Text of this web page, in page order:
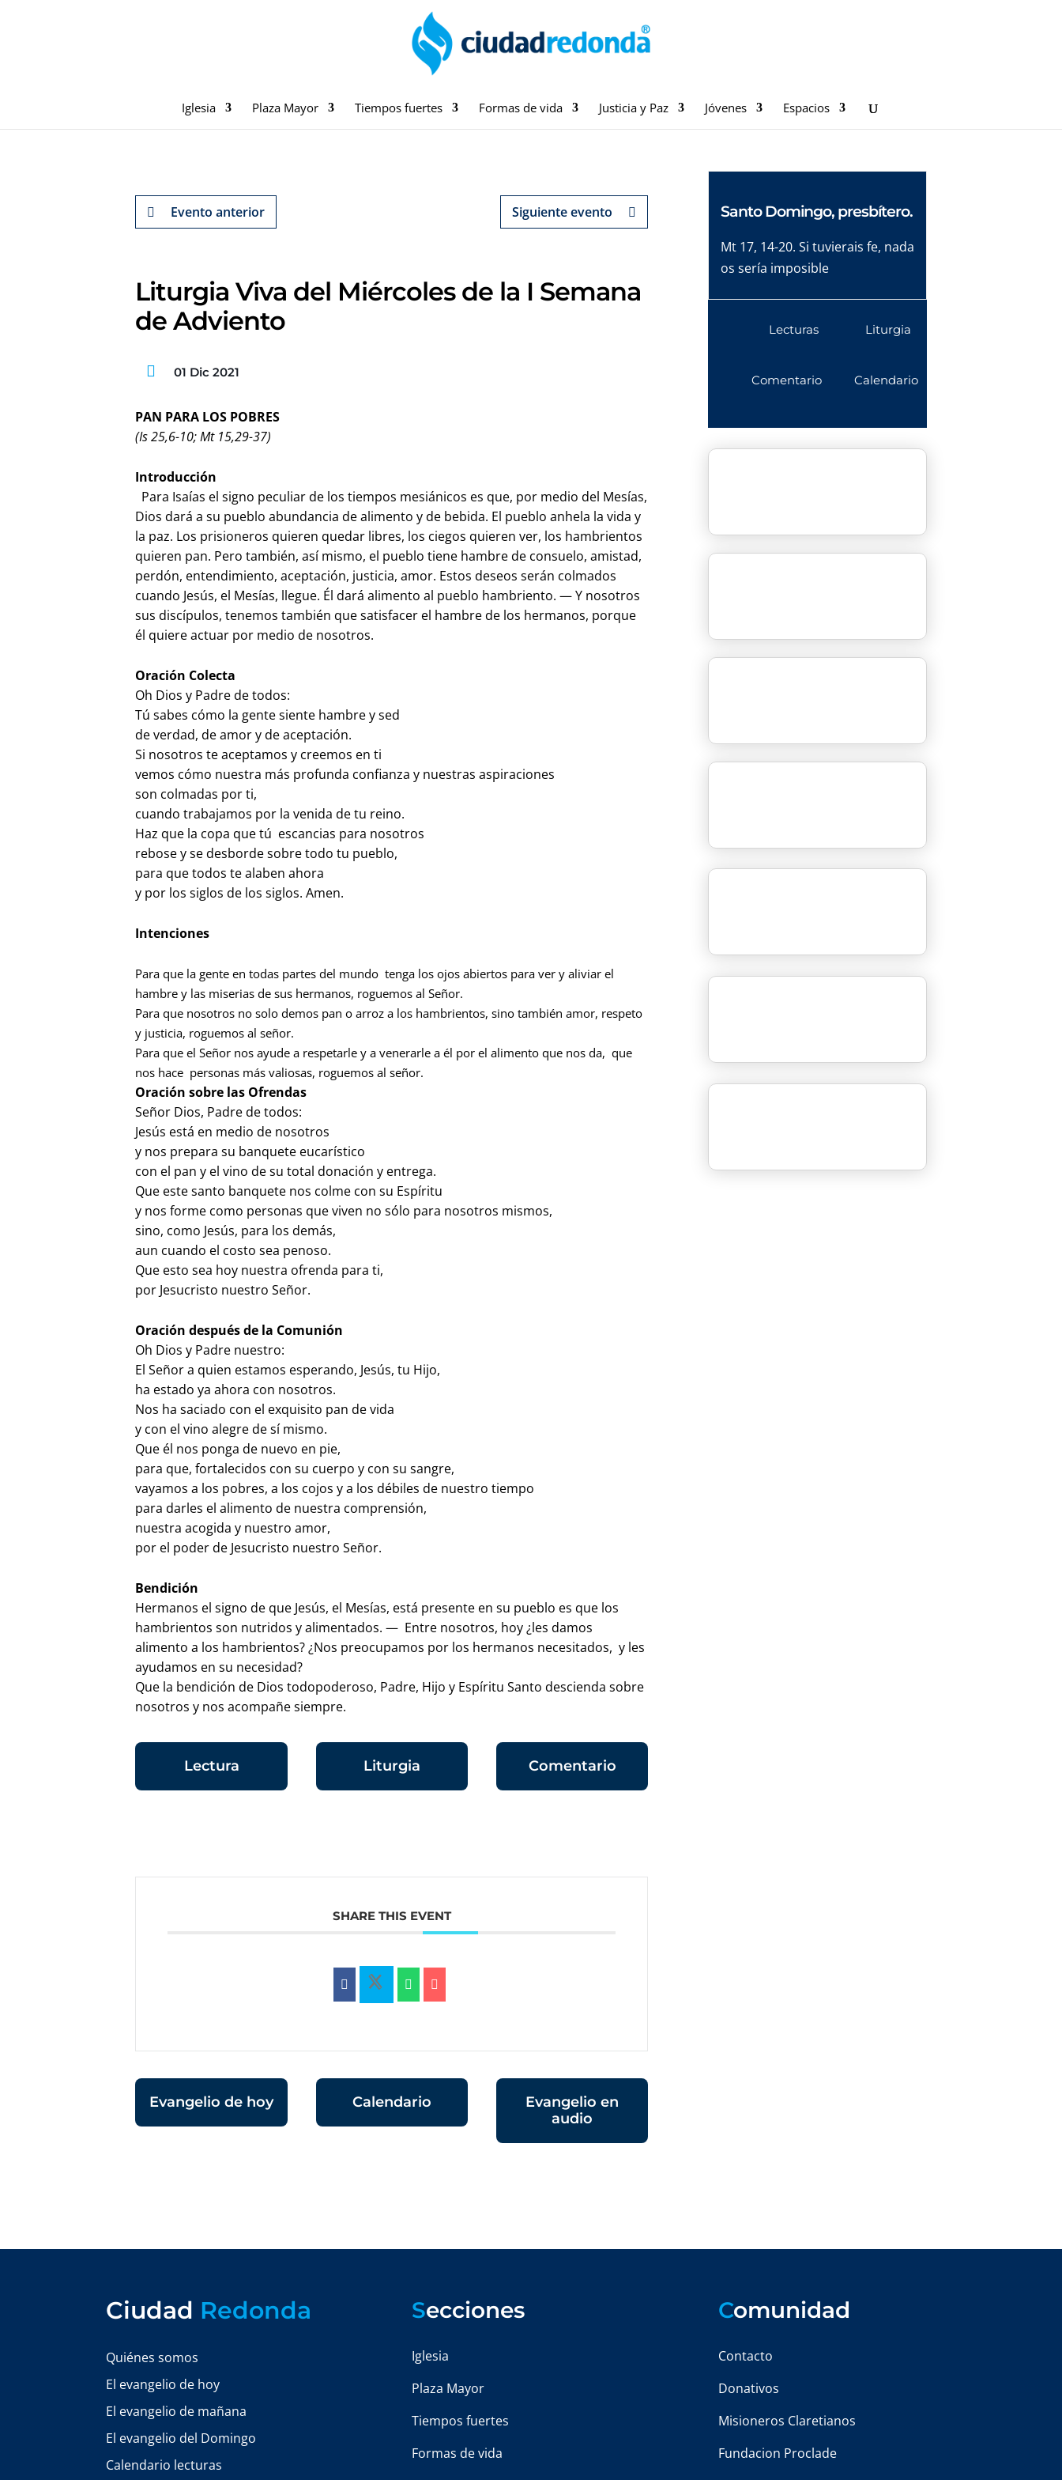
Iglesia Plaza Mayor Tiempos fuertes Formas de vida Justicia y Paz Jóvenes Espacios
Evento anterior Siguiente evento
Liturgia Viva del Miércoles de la I Semana
de Adviento
01 Dic 2021
PAN PARA LOS POBRES
(Is 25,6-10; Mt 15,29-37)
Introducción
Para Isaías el signo peculiar de los tiempos mesiánicos es que, por medio del Mesías,
Dios dará a su pueblo abundancia de alimento y de bebida. El pueblo anhela la vida y
la paz. Los prisioneros quieren quedar libres, los ciegos quieren ver, los hambrientos
quieren pan. Pero también, así mismo, el pueblo tiene hambre de consuelo, amistad,
perdón, entendimiento, aceptación, justicia, amor. Estos deseos serán colmados
cuando Jesús, el Mesías, llegue. Él dará alimento al pueblo hambriento. — Y nosotros
sus discípulos, tenemos también que satisfacer el hambre de los hermanos, porque
él quiere actuar por medio de nosotros.
Oración Colecta
Oh Dios y Padre de todos:
Tú sabes cómo la gente siente hambre y sed
de verdad, de amor y de aceptación.
Si nosotros te aceptamos y creemos en ti
vemos cómo nuestra más profunda confianza y nuestras aspiraciones
son colmadas por ti,
cuando trabajamos por la venida de tu reino.
Haz que la copa que tú escancias para nosotros
rebose y se desborde sobre todo tu pueblo,
para que todos te alaben ahora
y por los siglos de los siglos. Amen.
Intenciones
Para que la gente en todas partes del mundo tenga los ojos abiertos para ver y aliviar el
hambre y las miserias de sus hermanos, roguemos al Señor.
Para que nosotros no solo demos pan o arroz a los hambrientos, sino también amor, respeto
y justicia, roguemos al señor.
Para que el Señor nos ayude a respetarle y a venerarle a él por el alimento que nos da, que
nos hace personas más valiosas, roguemos al señor.
Oración sobre las Ofrendas
Señor Dios, Padre de todos:
Jesús está en medio de nosotros
y nos prepara su banquete eucarístico
con el pan y el vino de su total donación y entrega.
Que este santo banquete nos colme con su Espíritu
y nos forme como personas que viven no sólo para nosotros mismos,
sino, como Jesús, para los demás,
aun cuando el costo sea penoso.
Que esto sea hoy nuestra ofrenda para ti,
por Jesucristo nuestro Señor.
Oración después de la Comunión
Oh Dios y Padre nuestro:
El Señor a quien estamos esperando, Jesús, tu Hijo,
ha estado ya ahora con nosotros.
Nos ha saciado con el exquisito pan de vida
y con el vino alegre de sí mismo.
Que él nos ponga de nuevo en pie,
para que, fortalecidos con su cuerpo y con su sangre,
vayamos a los pobres, a los cojos y a los débiles de nuestro tiempo
para darles el alimento de nuestra comprensión,
nuestra acogida y nuestro amor,
por el poder de Jesucristo nuestro Señor.
Bendición
Hermanos el signo de que Jesús, el Mesías, está presente en su pueblo es que los
hambrientos son nutridos y alimentados. — Entre nosotros, hoy ¿les damos
alimento a los hambrientos? ¿Nos preocupamos por los hermanos necesitados, y les
ayudamos en su necesidad?
Que la bendición de Dios todopoderoso, Padre, Hijo y Espíritu Santo descienda sobre
nosotros y nos acompañe siempre.
Lectura Liturgia Comentario
SHARE THIS EVENT
Evangelio de hoy Calendario
Evangelio en
audio
Santo Domingo, presbítero.
Mt 17, 14-20. Si tuvierais fe, nada
os sería imposible
Lecturas
Comentario
Liturgia
Calendario
Ciudad Redonda
Quiénes somos
El evangelio de hoy
El evangelio de mañana
El evangelio del Domingo
Calendario lecturas
Secciones
Iglesia
Plaza Mayor
Tiempos fuertes
Formas de vida
Comunidad
Contacto
Donativos
Misioneros Claretianos
Fundacion Proclade